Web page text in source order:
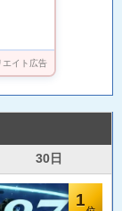
イト広告
30日
1